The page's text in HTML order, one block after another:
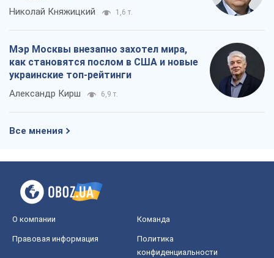
Николай Княжицкий 1,6 т.
Мэр Москвы внезапно захотел мира,
как становятся послом в США и новые
украинские топ-рейтинги
Александр Кирш 6,9 т.
Все мнения
О компании Команда
Правовая информация
Политика
конфиденциальности